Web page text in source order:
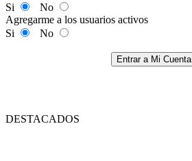
Si
No
Agregarme a los usuarios activos
Si
No
Entrar a Mi Cuenta
DESTACADOS